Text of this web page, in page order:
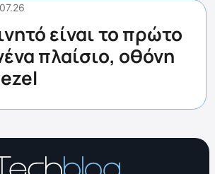
είναι το πρώτο
πλαίσιο, οθόνη